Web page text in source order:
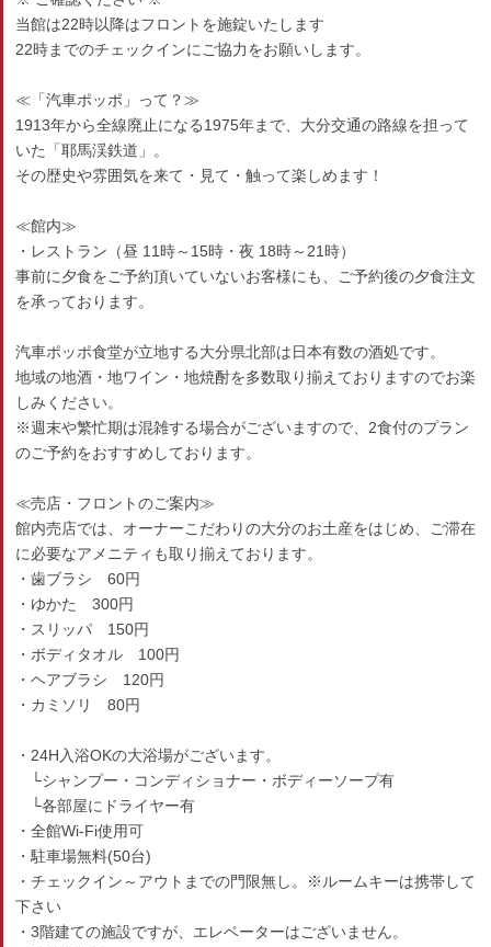
当館は22時以降はフロントを施錠いたします
22時までのチェックインにご協力をお願いします。
≪「汽車ポッポ」って？≫
1913年から全線廃止になる1975年まで、大分交通の路線を担って
いた「耶馬渓鉄道」。
その歴史や雰囲気を来て・見て・触って楽しめます！
≪館内≫
・レストラン（昼 11時～15時・夜 18時～21時）
事前に夕食をご予約頂いていないお客様にも、ご予約後の夕食注文
を承っております。
汽車ポッポ食堂が立地する大分県北部は日本有数の酒処です。
地域の地酒・地ワイン・地焼酎を多数取り揃えておりますのでお楽
しみください。
※週末や繁忙期は混雑する場合がございますので、2食付のプラン
のご予約をおすすめしております。
≪売店・フロントのご案内≫
館内売店では、オーナーこだわりの大分のお土産をはじめ、ご滞在
に必要なアメニティも取り揃えております。
・歯ブラシ 60円
・ゆかた 300円
・スリッパ 150円
・ボディタオル 100円
・ヘアブラシ 120円
・カミソリ 80円
・24H入浴OKの大浴場がございます。
└シャンプー・コンディショナー・ボディーソープ有
└各部屋にドライヤー有
・全館Wi-Fi使用可
・駐車場無料(50台)
・チェックイン～アウトまでの門限無し。※ルームキーは携帯して
下さい
・3階建ての施設ですが、エレベーターはございません。